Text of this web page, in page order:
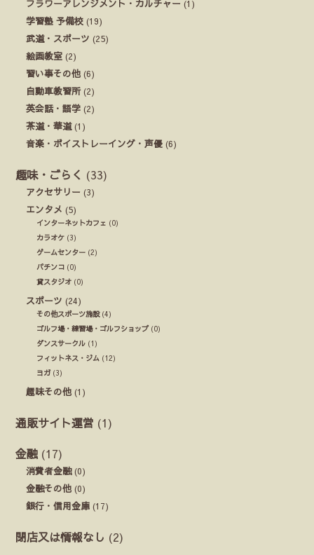
フラワーアレンジメント・カルチャー (1)
学習塾 予備校 (19)
武道・スポーツ (25)
絵画教室 (2)
習い事その他 (6)
自動車教習所(2)
英会話・語学 (2)
茶道・華道(1)
音楽・ボイストレーイング・声優 (6)
趣味・ごらく (33)
アクセサリー (3)
エンタメ (5)
インターネットカフェ (0)
カラオケ (3)
ゲームセンター (2)
パチンコ (0)
貸スタジオ (0)
スポーツ (24)
その他スポーツ施設(4)
ゴルフ場・練習場・ゴルフショップ(0)
ダンスサークル (1)
フィットネス・ジム (12)
ヨガ (3)
趣味その他 (1)
通販サイト運営 (1)
金融 (17)
消費者金融(0)
金融その他 (0)
銀行・信用金庫 (17)
閉店又は情報なし (2)